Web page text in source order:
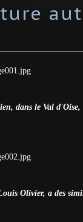
dans le Val
Olivier, a des